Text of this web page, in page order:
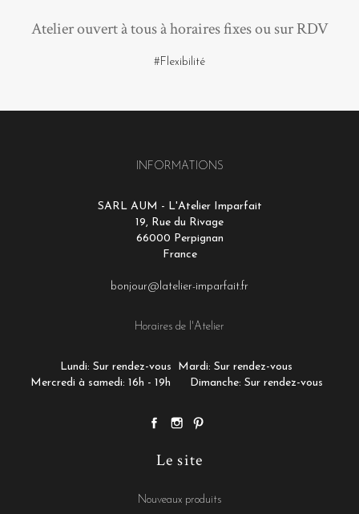
Atelier ouvert à tous à horaires fixes ou sur RDV
#Flexibilité
INFORMATIONS
SARL AUM - L'Atelier Imparfait
19, Rue du Rivage
66000 Perpignan
France
bonjour@latelier-imparfait.fr
Horaires de l'Atelier
Lundi: Sur rendez-vous
Mardi: Sur rendez-vous
Mercredi à samedi: 16h - 19h
Dimanche: Sur rendez-vous
Le site
Nouveaux produits